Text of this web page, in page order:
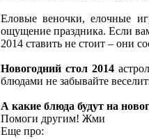
Еловые веночки, елочные
ощущение праздника. Если
2014 ставить не стоит – они
Новогодний стол 2014
блюдами не забывайте
А какие блюда будут на
Помоги другим! Жми
Еще про: